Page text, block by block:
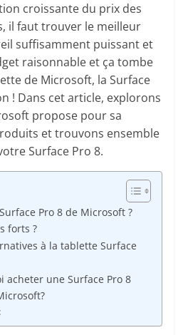
croissante du prix des
il faut trouver le meilleur
suffisamment puissant et
raisonnable et ça tombe
de Microsoft, la Surface
! Dans cet article, explorons
propose pour sa
et trouvons ensemble
Surface Pro 8.
Pro 8 de Microsoft ?
forts ?
à la tablette Surface
acheter une Surface Pro 8